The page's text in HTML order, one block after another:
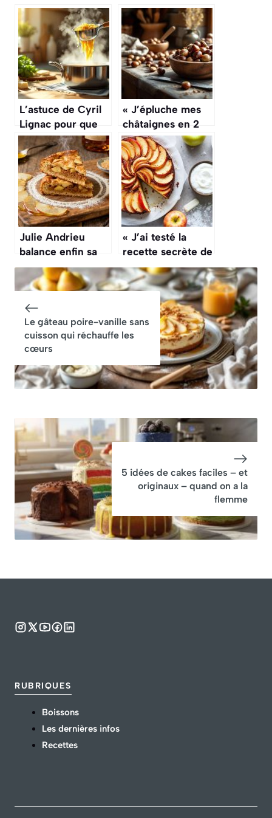
L’astuce de Cyril
Lignac pour que
les pâtes ne
collent plus jamais
après la cuisson
« J’épluche mes
châtaignes en 2
secondes » : cette
astuce géniale va
vous changer la
vie
Julie Andrieu
balance enfin sa
recette de gâteau
aux pommes
pendant 20 ans
« J’ai testé la
recette secrète de
Julie Andrieu » :
son gâteau aux
pommes fait
fureur (et il est
bien meilleur
qu’une tarte aux
pommes)
Le gâteau poire-vanille sans
cuisson qui réchauffe les
cœurs
5 idées de cakes faciles – et
originaux – quand on a la
flemme
RUBRIQUES
Boissons
Les dernières infos
Recettes